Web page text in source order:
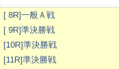
[ 8R]一般Ａ戦
[ 9R]準決勝戦
[10R]準決勝戦
[11R]準決勝戦